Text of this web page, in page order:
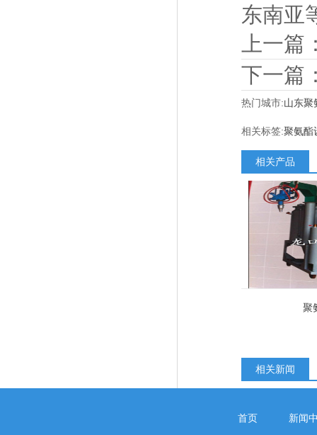
东南亚
上一篇
下一篇
热门城市:山东聚
相关标签:聚氨酯
相关产品
聚
相关新闻
首页 新闻